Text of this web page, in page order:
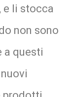
e li stocca
non sono
a questi